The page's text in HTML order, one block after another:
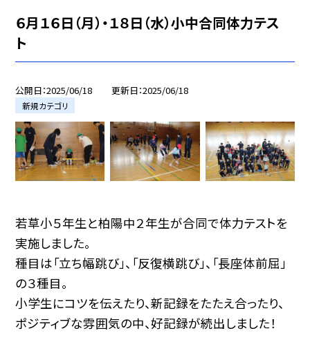
６月１６日（月）・１８日（水）小中合同体力テス
ト
公開日 2025/06/18 更新日 2025/06/18
新規カテゴリ
若草小５年生と柏陽中２年生が合同で体力テストを
実施しました。
種目は「立ち幅跳び」、「反復横跳び」、「長座体前屈」
の３種目。
小学生にコツを伝えたり、新記録をたたえ合ったり、
ポジティブな雰囲気の中、好記録が続出しました！